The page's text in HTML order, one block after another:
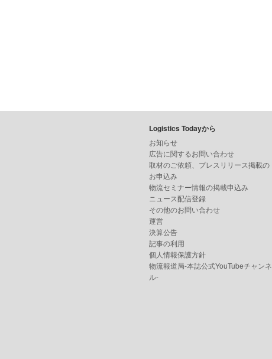
Logistics Todayから
お知らせ
広告に関するお問い合わせ
取材のご依頼、プレスリリース掲載の
お申込み
物流セミナー情報の掲載申込み
ニュース配信登録
その他のお問い合わせ
運営
決算公告
記事の利用
個人情報保護方針
物流報道局-本誌公式YouTubeチャンネ
ル-